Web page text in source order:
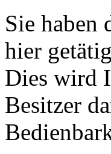
Sie haben
hier
Dies wird
Besitzer